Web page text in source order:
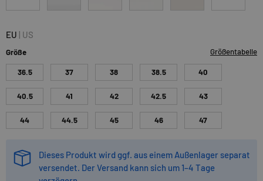
EU | US
Größe Größentabelle
36.5 37 38 38.5 40
40.5 41 42 42.5 43
44 44.5 45 46 47
Dieses Produkt wird ggf. aus einem Außenlager separat
versendet. Der Versand kann sich um 1–4 Tage